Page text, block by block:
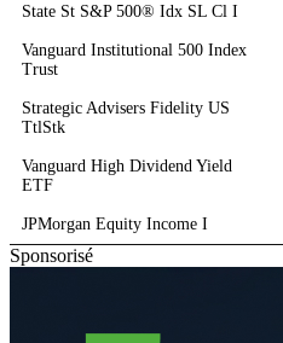
State St S&P 500® Idx SL Cl I
Vanguard Institutional 500 Index
Trust
Strategic Advisers Fidelity US
TtlStk
Vanguard High Dividend Yield
ETF
JPMorgan Equity Income I
Sponsorisé